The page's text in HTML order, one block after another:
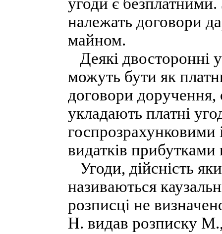
належать договори
майном.
Деякі двосторонні
можуть бути як
договори доручення,
укладають платні
госпрозрахунковими
видатків прибутками
Угоди, дійсність
називаються
розписці не
Н. видав розписку